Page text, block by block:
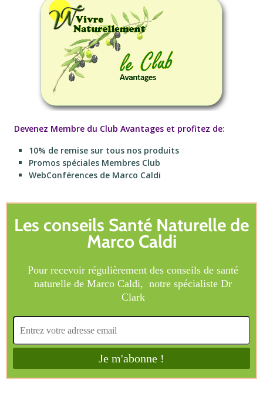
Devenez Membre du Club Avantages et profitez de:
10% de remise sur tous nos produits
Promos spéciales Membres Club
WebConférences de Marco Caldi